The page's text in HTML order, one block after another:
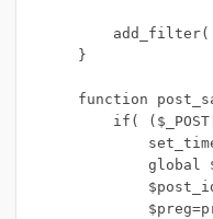
    }
function
if(
global